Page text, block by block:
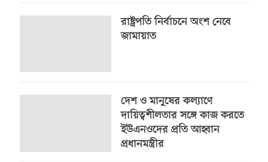
রাষ্ট্রপতি নির্বাচনে অংশ নেবে
জামায়াত
দেশ ও মানুষের কল্যাণে
দায়িত্বশীলতার সঙ্গে কাজ করতে
ইউএনওদের প্রতি আহ্বান
প্রধানমন্ত্রীর